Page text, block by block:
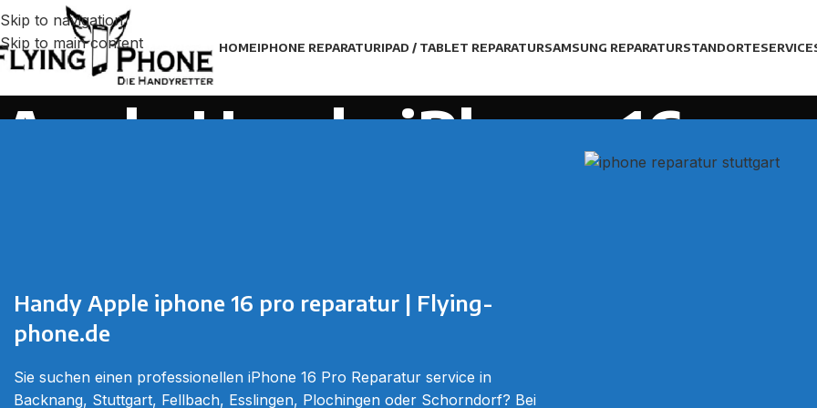
Skip to navigation
Skip to main content
HOMEIPHONE REPARATURIPAD / TABLET REPARATURSAMSUNG REPARATURSTANDORTE
Apple Handy iPhone 16
Handy Apple iphone 16 pro reparatur | Flying-
phone.de
Sie suchen einen professionellen iPhone 16 Pro Reparatur service in
Backnang, Stuttgart, Fellbach, Esslingen, Plochingen oder Schorndorf? Bei